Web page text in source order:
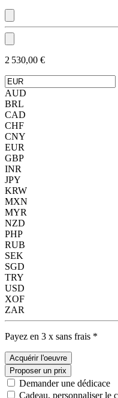
2 530,00 €
AUD
BRL
CAD
CHF
CNY
EUR
GBP
INR
JPY
KRW
MXN
MYR
NZD
PHP
RUB
SEK
SGD
TRY
USD
XOF
ZAR
Payez en 3 x sans frais *
Acquérir l'oeuvre
Proposer un prix
Demander une dédicace
Cadeau, personnaliser le